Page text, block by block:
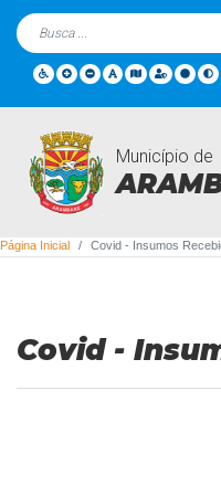
Município de
Covid - Insumos
Página Inicial Covid - Insumos
Covid -